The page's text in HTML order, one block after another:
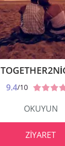
9.4/10
OKUYUN
ZIYARET